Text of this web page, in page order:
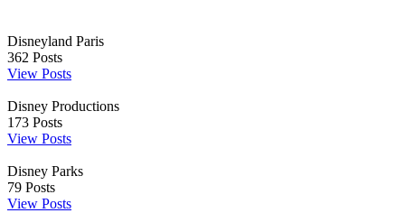
Disneyland Paris
362 Posts
View Posts
Disney Productions
173 Posts
View Posts
Disney Parks
79 Posts
View Posts